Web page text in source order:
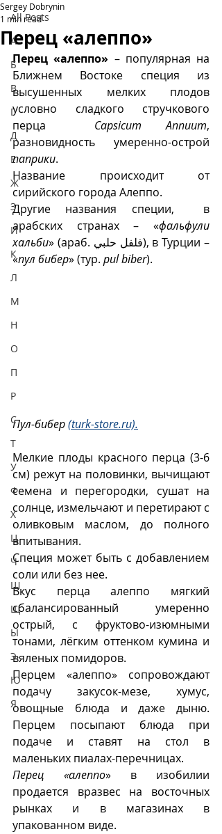
All Posts
А
Б
В
Г
Д
Е
Ж
З
И
К
Л
М
Н
О
П
Р
С
Т
У
Ф
Х
Ц
Ч
Ш
Щ
Ы
Э
Ю
Я
Перец «алеппо»
Sergey Dobrynin
1 min read
Перец «алеппо» – популярная на
Ближнем Востоке специя из
высушенных мелких плодов
условно сладкого стручкового
перца Capsicum Annuum,
паприки.
Название происходит от
сирийского города Алеппо.
Другие названия специи,  в
арабских странах – «фальфули
хальби» (араб. فلفل حلبي‎), в Турции –
«пул бибер» (тур. pul biber).
Пул-бибер (turk-store.ru).
Мелкие плоды красного перца (3-6
см) режут на половинки, вычищают
семена и перегородки, сушат на
солнце, измельчают и перетирают с
оливковым маслом, до полного
впитывания.
Специя может быть с добавлением
соли или без нее.
Вкус перца алеппо мягкий
сбалансированный умеренно
острый, с фруктово-изюмными
тонами, лёгким оттенком кумина и
вяленых помидоров.
Перцем «алеппо» сопровождают
подачу закусок-мезе, хумус,
овощные блюда и даже дыню.
Перцем посыпают блюда при
подаче и ставят на стол в
маленьких пиалах-перечницах.
Перец «алеппо» в изобилии
продается вразвес на восточных
рынках и в магазинах в
упакованном виде.